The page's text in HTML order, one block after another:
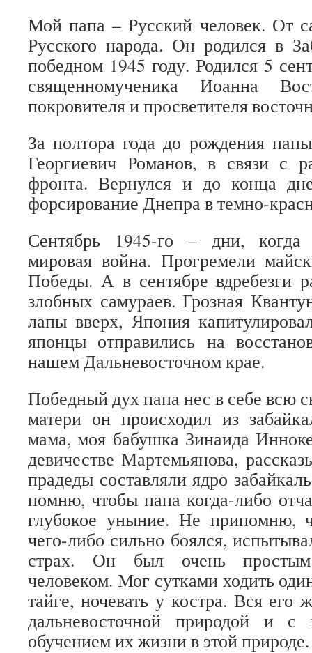
Мой папа – Русский человек. От
Русского народа. Он родился в
победном 1945 году. Родился 5
священномученика Иоанна
покровителя и просветителя
За полтора года до рождения
Георгиевич Романов, в связи с
фронта. Вернулся и до конца
форсирование Днепра в темно-
Сентябрь 1945-го – дни, когда
мировая война. Прогремели
Победы. А в сентябре вдребезги
злобных самураев. Грозная
лапы вверх, Япония
японцы отправились на
нашем Дальневосточном крае.
Победный дух папа нес в себе всю
матери он происходил из
мама, моя бабушка Зинаида
девичестве Мартемьянова,
прадеды составляли ядро
помню, чтобы папа когда-либо
глубокое уныние. Не припомню,
чего-либо сильно боялся,
страх. Он был очень
человеком. Мог сутками ходить
тайге, ночевать у костра. Вся его
дальневосточной природой и с
обучением их жизни в этой природе.